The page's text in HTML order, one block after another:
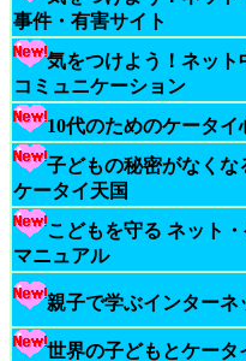
事件・有害サイト
気をつけよう！ネッ
コミュニケーション
10代のためのケータイ
子どもの秘密がなく
ケータイ天国
こどもを守る ネット
マニュアル
親子で学ぶインターネ
世界の子どもとケータ